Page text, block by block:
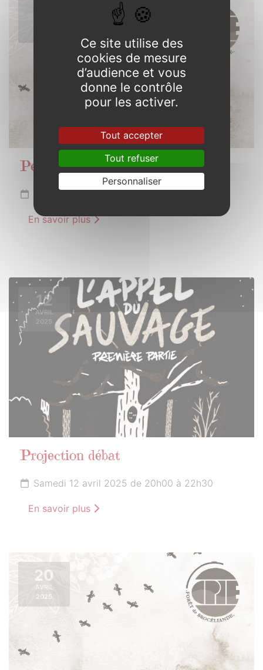
Petits pas au grand air
En savoir plus
12
AVRIL
2025
Projection débat
Samedi 12 avril 2025 de 20h00 à 22h30
En savoir plus
20
AVRIL
2025
Ce site utilise des
cookies de mesure
d’audience et vous
donne le contrôle
pour les activer.
Tout accepter
Tout refuser
Personnaliser